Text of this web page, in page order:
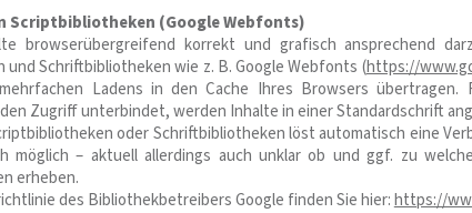
Scriptbibliotheken (Google Webfonts)
browserübergreifend korrekt und grafisch ansprechend
Schriftbibliotheken wie z. B. Google Webfonts (https://
Ladens in den Cache Ihres Browsers
Zugriff unterbindet, werden Inhalte in einer Standardschrift
oder Schriftbibliotheken löst automatisch eine
möglich – aktuell allerdings auch unklar ob und ggf. zu
erheben.
des Bibliothekbetreibers Google finden Sie hier:https://